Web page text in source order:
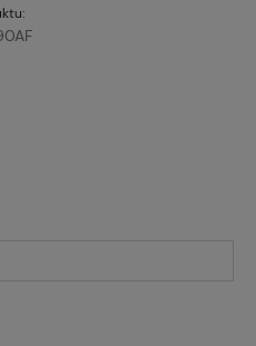
kosztów płatności